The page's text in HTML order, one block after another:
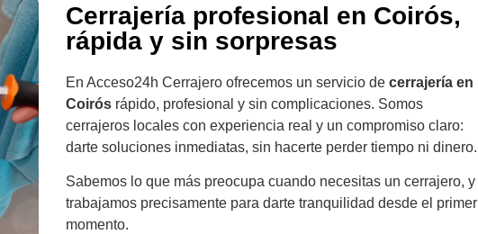
Cerrajería profesional en Coirós,
rápida y sin sorpresas
En Acceso24h Cerrajero ofrecemos un servicio de cerrajería en
Coirósrápido, profesional y sin complicaciones. Somos
cerrajeros locales con experiencia real y un compromiso claro:
darte soluciones inmediatas, sin hacerte perder tiempo ni dinero.
Sabemos lo que más preocupa cuando necesitas un cerrajero, y
trabajamos precisamente para darte tranquilidad desde el primer
momento.